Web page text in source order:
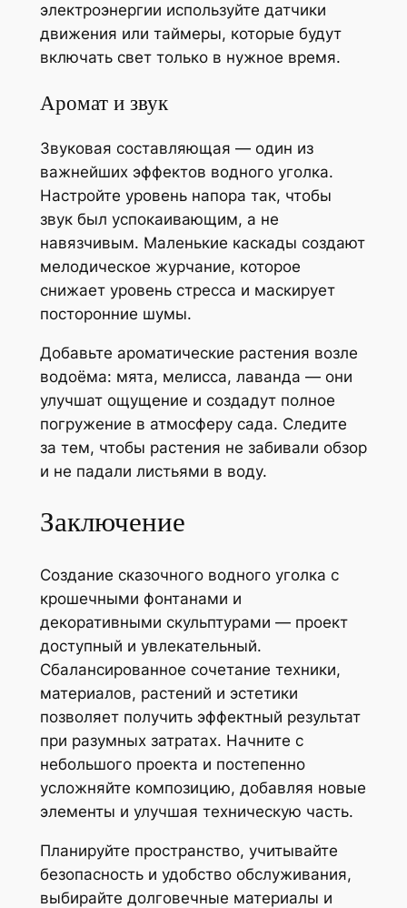
электроэнергии используйте датчики
движения или таймеры, которые будут
включать свет только в нужное время.
Аромат и звук
Звуковая составляющая — один из
важнейших эффектов водного уголка.
Настройте уровень напора так, чтобы
звук был успокаивающим, а не
навязчивым. Маленькие каскады создают
мелодическое журчание, которое
снижает уровень стресса и маскирует
посторонние шумы.
Добавьте ароматические растения возле
водоёма: мята, мелисса, лаванда — они
улучшат ощущение и создадут полное
погружение в атмосферу сада. Следите
за тем, чтобы растения не забивали обзор
и не падали листьями в воду.
Заключение
Создание сказочного водного уголка с
крошечными фонтанами и
декоративными скульптурами — проект
доступный и увлекательный.
Сбалансированное сочетание техники,
материалов, растений и эстетики
позволяет получить эффектный результат
при разумных затратах. Начните с
небольшого проекта и постепенно
усложняйте композицию, добавляя новые
элементы и улучшая техническую часть.
Планируйте пространство, учитывайте
безопасность и удобство обслуживания,
выбирайте долговечные материалы и